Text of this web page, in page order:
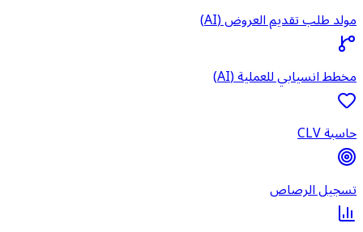
مولد طلب تقديم العروض (AI)
مخطط انسيابي للعملية (AI)
حاسبة CLV
تسجيل الرصاص